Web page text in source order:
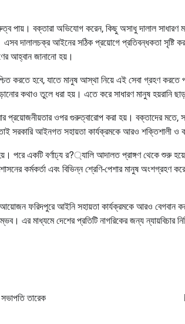
পায়। বক্তারা অভিযোগ করেন, কিছু অসাধু দালাল সাধারণ
দালালচক্র আইনের সঠিক প্রয়োগে প্রতিবন্ধকতা সৃষ্টি
আহ্বান জানানো হয়।
করতে হবে, যাতে মানুষ আস্থা নিয়ে এই সেবা গ্রহণ
কথাও তুলে ধরা হয়। এতে করে সাধারণ মানুষ হয়রানি
প্রয়োজনীয়তার ওপর গুরুত্বারোপ করা হয়। বক্তাদের মতে,
সরকারি আইনগত সহায়তা কার্যক্রমকে আরও শক্তিশালী ও
একটি বর্ণাঢ্য র?্যালি আদালত প্রাঙ্গণ থেকে শুরু হয়ে
কর্মকর্তা এবং বিভিন্ন শ্রেণি-পেশার মানুষ অংশগ্রহণ
ফরিদপুরে আইনি সহায়তা কার্যক্রমকে আরও বেগবান
এর মাধ্যমে দেশের প্রতিটি নাগরিকের জন্য ন্যায়বিচার
সভাপতি তারেক